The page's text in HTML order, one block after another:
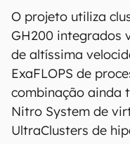
O projeto utiliza
GH200 integrados
de altíssima
ExaFLOPS de
combinação ainda
Nitro System de
UltraClusters de